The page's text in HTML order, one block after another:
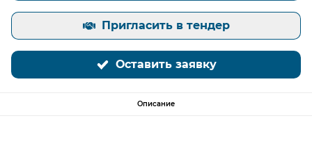
Пригласить в тендер
Оставить заявку
Описание